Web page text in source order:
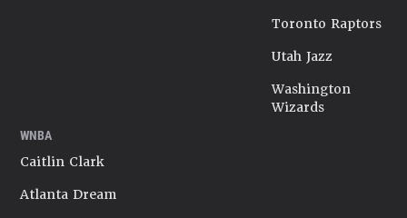
Toronto Raptors
Utah Jazz
Washington
Wizards
WNBA
Caitlin Clark
Atlanta Dream